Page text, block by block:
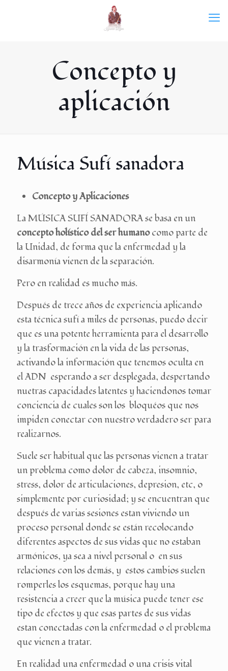
Concepto y
aplicación
Música Sufí sanadora
Concepto y Aplicaciones
La MÚSICA SUFÍ SANADORA se basa en un
conceptoholístico del ser humanocomo parte de
la Unidad, de forma que la enfermedad y la
disarmonía vienen de la separación.
Pero en realidad es mucho más.
Después de trece años de experiencia aplicando
esta técnica sufí a miles de personas, puedo decir
que es una potente herramienta para el desarrollo
y la trasformación en la vida de las personas,
activando la información que tenemos oculta en
el ADN esperando a ser desplegada, despertando
nuetras capacidades latentes y haciendonos tomar
conciencia de cuales son los bloquéos que nos
impiden conectar con nuestro verdadero ser para
realizarnos.
Suele ser habitual que las personas vienen a tratar
un problema como dolor de cabeza, insomnio,
stress, dolor de articulaciones, depresion, etc, o
simplemente por curiosidad; y se encuentran que
después de varias sesiones estan viviendo un
proceso personal donde se están recolocando
diferentes aspectos de sus vidas que no estaban
armónicos, ya sea a nivel personal o en sus
relaciones con los demás, y estos cambios suelen
romperles los esquemas, porque hay una
resistencia a creer que la música puede tener ese
tipo de efectos y que esas partes de sus vidas
estan conectadas con la enfermedad o el problema
que vienen a tratar.
En realidad una enfermedad o una crisis vital